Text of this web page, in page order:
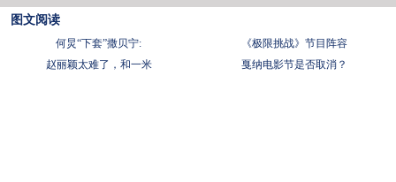
图文阅读
何炅“下套”撒贝宁:
《极限挑战》节目阵容
赵丽颖太难了，和一米
戛纳电影节是否取消？